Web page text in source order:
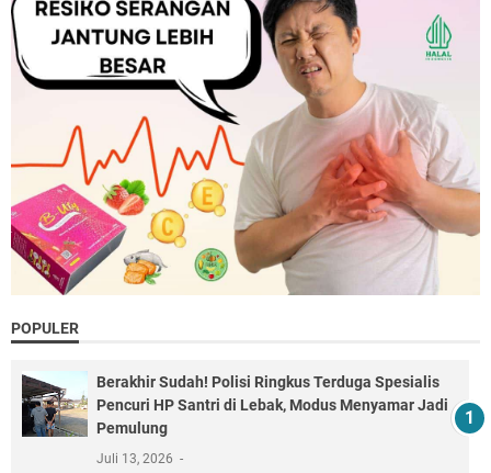
POPULER
Berakhir Sudah! Polisi Ringkus Terduga Spesialis
Pencuri HP Santri di Lebak, Modus Menyamar Jadi
Pemulung
Juli 13, 2026